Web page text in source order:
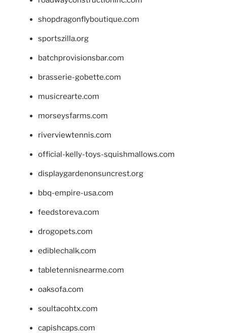
shopdragonflyboutique.com
sportszilla.org
batchprovisionsbar.com
brasserie-gobette.com
musicrearte.com
morseysfarms.com
riverviewtennis.com
official-kelly-toys-squishmallows.com
displaygardenonsuncrest.org
bbq-empire-usa.com
feedstoreva.com
drogopets.com
ediblechalk.com
tabletennisnearme.com
oaksofa.com
soultacohtx.com
capishcaps.com